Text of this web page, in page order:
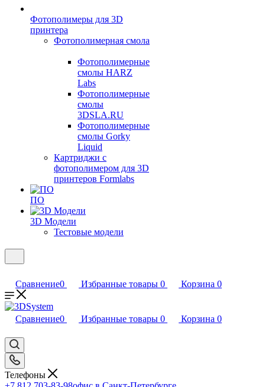
Фотополимеры для 3D
принтера
Фотополимерная смола
Фотополимерные
смолы HARZ
Labs
Фотополимерные
смолы
3DSLA.RU
Фотополимерные
смолы Gorky
Liquid
Картриджи с
фотополимером для 3D
принтеров Formlabs
ПО
3D Модели
Тестовые модели
Сравнение0 Избранные товары 0 Корзина 0
Сравнение0 Избранные товары 0 Корзина 0
Телефоны